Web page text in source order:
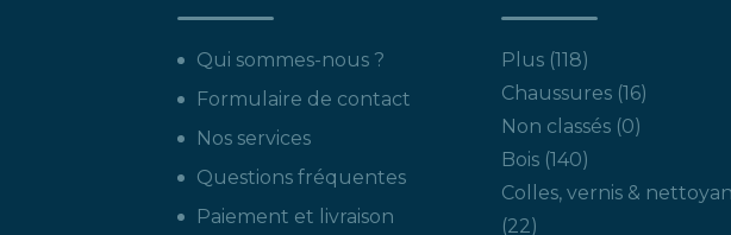
Qui sommes-nous ?
Formulaire de contact
Nos services
Questions fréquentes
Paiement et livraison
Plus 118118
produits
Chaussures 1616
produits
Non classés 00
Bois 140140
produits
Colles, vernis &
2222